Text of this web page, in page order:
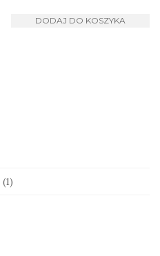
DODAJ DO KOSZYKA
(1)